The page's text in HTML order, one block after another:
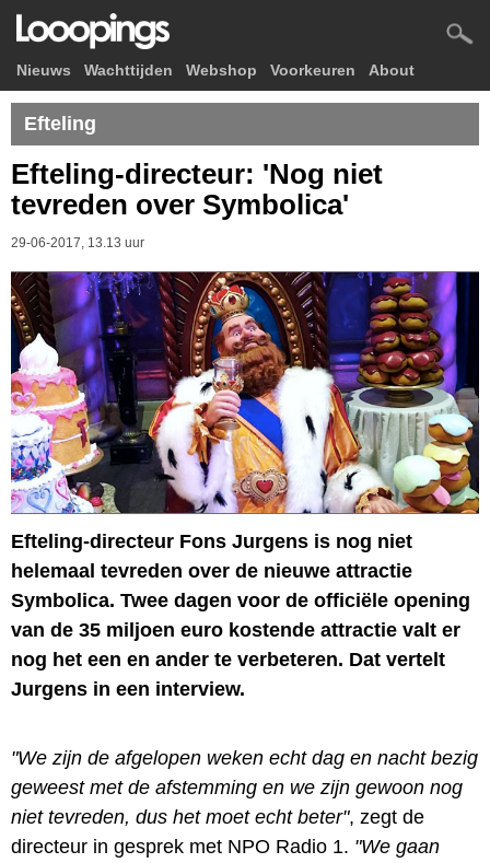
Nieuws Wachttijden Webshop Voorkeuren About
Efteling
Efteling-directeur: 'Nog niet
tevreden over Symbolica'
29-06-2017, 13.13 uur
Efteling-directeur Fons Jurgens is nog niet
helemaal tevreden over de nieuwe attractie
Symbolica. Twee dagen voor de officiële opening
van de 35 miljoen euro kostende attractie valt er
nog het een en ander te verbeteren. Dat vertelt
Jurgens in een interview.
"We zijn de afgelopen weken echt dag en nacht bezig
geweest met de afstemming en we zijn gewoon nog
niet tevreden, dus het moet echt beter", zegt de
directeur in gesprek met NPO Radio 1. "We gaan